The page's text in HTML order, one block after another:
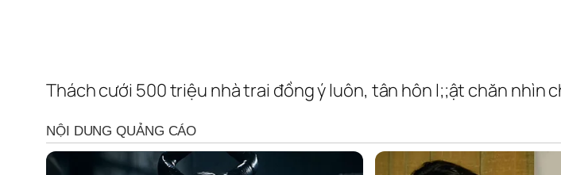
Thách cưới 500 triệu nhà trai đồng ý luôn, tân hôn l;;ật chăn nhìn